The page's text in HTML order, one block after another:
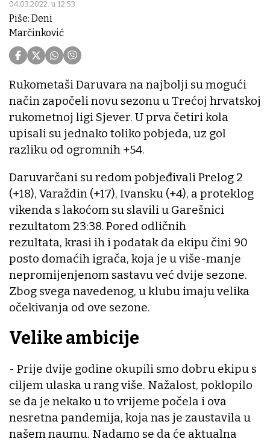
04.03.2022. u 12:53
Piše: Deni
Marčinković
Rukometaši Daruvara na najbolji su mogući
način započeli novu sezonu u Trećoj hrvatskoj
rukometnoj ligi Sjever. U prva četiri kola
upisali su jednako toliko pobjeda, uz gol
razliku od ogromnih +54.
Daruvarčani su redom pobjeđivali Prelog 2
(+18), Varaždin (+17), Ivansku (+4), a proteklog
vikenda s lakoćom su slavili u Garešnici
rezultatom 23:38. Pored odličnih
rezultata, krasi ih i podatak da ekipu čini 90
posto domaćih igrača, koja je u više-manje
nepromijenjenom sastavu već dvije sezone.
Zbog svega navedenog, u klubu imaju velika
očekivanja od ove sezone.
Velike ambicije
- Prije dvije godine okupili smo dobru ekipu s
ciljem ulaska u rang više. Nažalost, poklopilo
se da je nekako u to vrijeme počela i ova
nesretna pandemija, koja nas je zaustavila u
našem naumu. Nadamo se da će aktualna